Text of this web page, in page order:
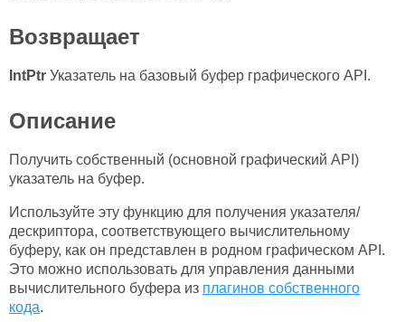
Возвращает
IntPtr Указатель на базовый буфер графического API.
Описание
Получить собственный (основной графический API)
указатель на буфер.
Используйте эту функцию для получения указателя/
дескриптора, соответствующего вычислительному
буферу, как он представлен в родном графическом API.
Это можно использовать для управления данными
вычислительного буфера из плагинов собственного
кода.